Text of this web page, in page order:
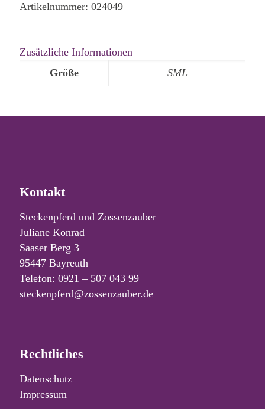
Artikelnummer: 024049
Zusätzliche Informationen
Größe
SML
Kontakt
Steckenpferd und Zossenzauber
Juliane Konrad
Saaser Berg 3
95447 Bayreuth
Telefon: 0921 – 507 043 99
steckenpferd@zossenzauber.de
Rechtliches
Datenschutz
Impressum